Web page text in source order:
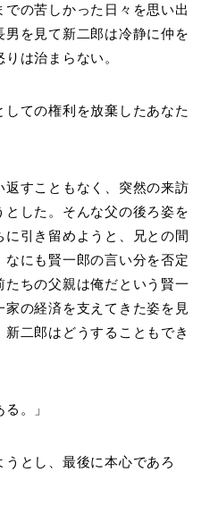
の苦しかった日々を思い出
男を見て新二郎は冷静に仲を
は治まらない。
しての権利を放棄したあなた
返すこともなく、突然の来訪
した。そんな父の後ろ姿を
に引き留めようと、兄との間
にも賢一郎の言い分を否定
たちの父親は俺だという賢一
の経済を支えてきた姿を見
二郎はどうすることもでき
。」
とし、最後に本心であろ